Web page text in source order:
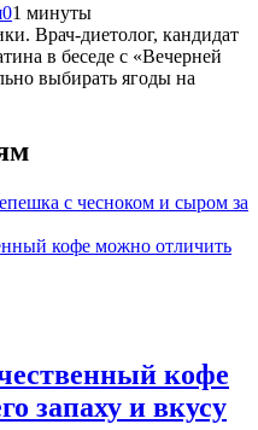
01 минуты
Врач-диетолог, кандидат
в беседе с «Вечерней
выбирать ягоды на
с чесноком и сыром за
кофе можно отличить
кофе
запаху и вкусу